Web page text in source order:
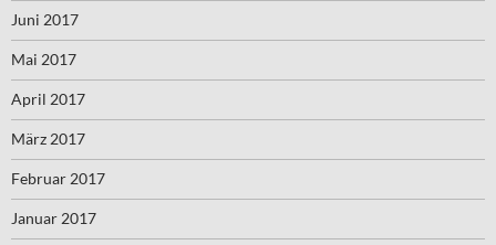
Juni 2017
Mai 2017
April 2017
März 2017
Februar 2017
Januar 2017